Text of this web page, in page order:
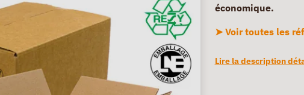
économique.
➤ Voir toutes les
Lire la description